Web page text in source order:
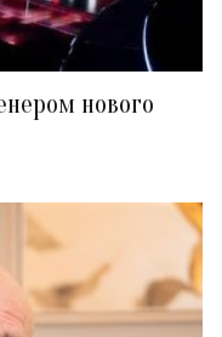
нового